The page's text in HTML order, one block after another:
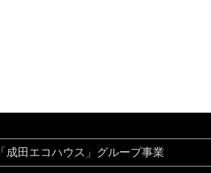
「成田エコハウス」グループ事業